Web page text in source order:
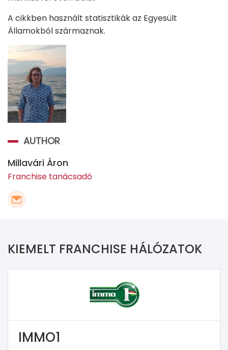
A cikkben használt statisztikák az Egyesült
Államokból származnak.
AUTHOR
Millavári Áron
Franchise tanácsadó
KIEMELT FRANCHISE HÁLÓZATOK
IMMO1